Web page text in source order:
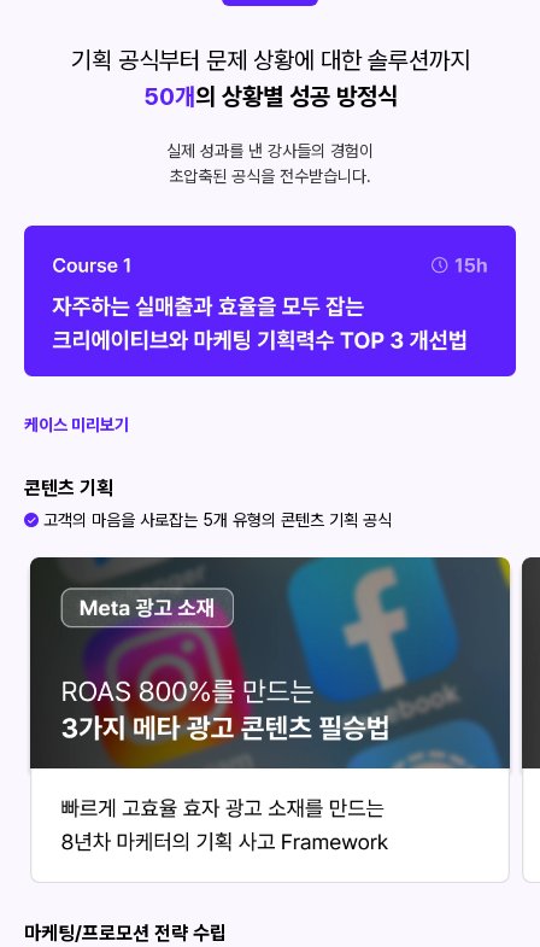
기획 공식부터 문제 상황에 대한 솔루션까지
50개의 상황별 성공 방정식
실제 성과를 낸 강사들의 경험이
초압축된 공식을 전수받습니다.
케이스 미리보기
콘텐츠 기획
고객의 마음을 사로잡는 5개 유형의 콘텐츠 기획 공식
마케팅/프로모션 전략 수립